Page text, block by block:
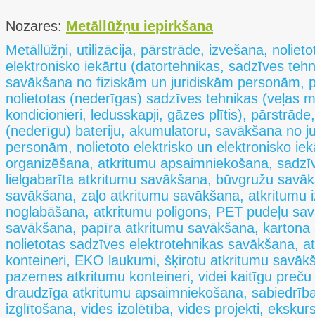
Nozares: Metāllūžņu iepirkšana
Metāllūžņi, utilizācija, pārstrāde, izvešana,
elektronisko iekārtu (datortehnikas, sadzīves
savākšana no fiziskām un juridiskām personām,
nolietotas (nederīgas) sadzīves tehnikas (veļas
kondicionieri, ledusskapji, gāzes plītis),
(nederīgu) bateriju, akumulatoru, savākšana no
personām, nolietoto elektrisko un elektronisko
organizēšana, atkritumu apsaimniekošana,
lielgabarīta atkritumu savākšana, būvgružu
savākšana, zaļo atkritumu savākšana, atkritumu
noglabāšana, atkritumu poligons, PET pudeļu
savākšana, papīra atkritumu savākšana,
nolietotas sadzīves elektrotehnikas savākšana,
konteineri, EKO laukumi, šķirotu atkritumu
pazemes atkritumu konteineri, videi kaitīgu
draudzīga atkritumu apsaimniekošana,
izglītošana, vides izolētība, vides projekti,